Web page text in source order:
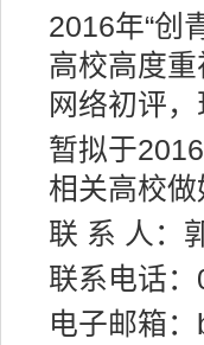
2016年“创
高校高度
网络初评
暂拟于
相关高校
联 系 人
联系电话
电子邮箱